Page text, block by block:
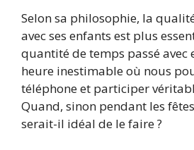
Selon sa philosophie, la
avec ses enfants est plus
quantité de temps passé avec
heure inestimable où nous
téléphone et participer
Quand, sinon pendant les
serait-il idéal de le faire ?